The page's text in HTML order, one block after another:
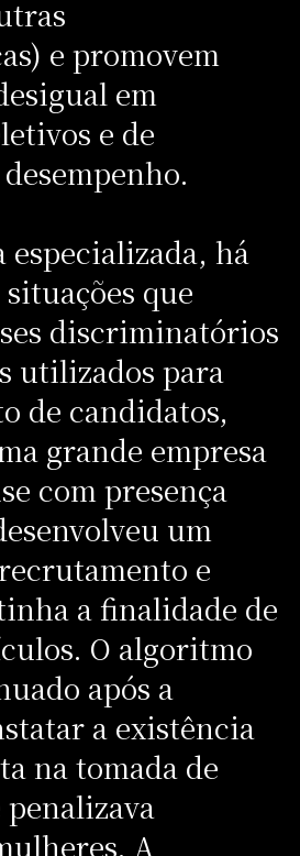
e promovem
em
e de
há
que
discriminatórios
utilizados para
de candidatos,
grande empresa
com presença
um
e
a finalidade de
O algoritmo
após a
a existência
na tomada de
A